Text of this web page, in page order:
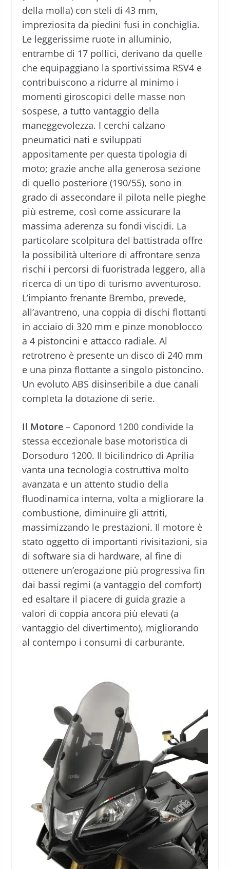
della molla) con steli di 43 mm,
impreziosita da piedini fusi in conchiglia.
Le leggerissime ruote in alluminio,
entrambe di 17 pollici, derivano da quelle
che equipaggiano la sportivissima RSV4 e
contribuiscono a ridurre al minimo i
momenti giroscopici delle masse non
sospese, a tutto vantaggio della
maneggevolezza. I cerchi calzano
pneumatici nati e sviluppati
appositamente per questa tipologia di
moto; grazie anche alla generosa sezione
di quello posteriore (190/55), sono in
grado di assecondare il pilota nelle pieghe
più estreme, così come assicurare la
massima aderenza su fondi viscidi. La
particolare scolpitura del battistrada offre
la possibilità ulteriore di affrontare senza
rischi i percorsi di fuoristrada leggero, alla
ricerca di un tipo di turismo avventuroso.
L’impianto frenante Brembo, prevede,
all’avantreno, una coppia di dischi flottanti
in acciaio di 320 mm e pinze monoblocco
a 4 pistoncini e attacco radiale. Al
retrotreno è presente un disco di 240 mm
e una pinza flottante a singolo pistoncino.
Un evoluto ABS disinseribile a due canali
completa la dotazione di serie.
Il Motore– Caponord 1200 condivide la
stessa eccezionale base motoristica di
Dorsoduro 1200. Il bicilindrico di Aprilia
vanta una tecnologia costruttiva molto
avanzata e un attento studio della
fluodinamica interna, volta a migliorare la
combustione, diminuire gli attriti,
massimizzando le prestazioni. Il motore è
stato oggetto di importanti rivisitazioni, sia
di software sia di hardware, al fine di
ottenere un’erogazione più progressiva fin
dai bassi regimi (a vantaggio del comfort)
ed esaltare il piacere di guida grazie a
valori di coppia ancora più elevati (a
vantaggio del divertimento), migliorando
al contempo i consumi di carburante.